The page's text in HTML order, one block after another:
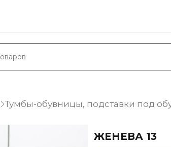
Тумбы-обувницы, подставки под
ЖЕНЕВА 13